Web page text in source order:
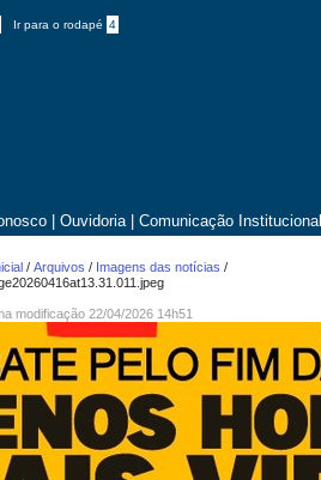
Ir para o rodapé 4
Ouvidoria Comunicação Institucional
/Arquivos / Imagens das notícias /
modificação 22/04/2026 14h51